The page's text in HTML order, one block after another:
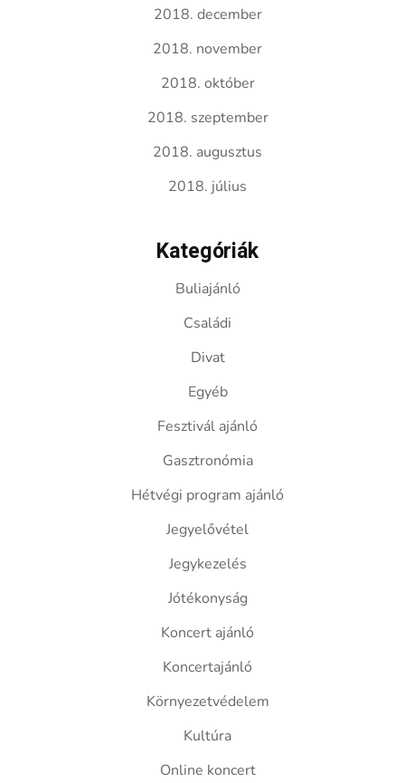
2018. december
2018. november
2018. október
2018. szeptember
2018. augusztus
2018. július
Kategóriák
Buliajánló
Családi
Divat
Egyéb
Fesztivál ajánló
Gasztronómia
Hétvégi program ajánló
Jegyelővétel
Jegykezelés
Jótékonyság
Koncert ajánló
Koncertajánló
Környezetvédelem
Kultúra
Online koncert